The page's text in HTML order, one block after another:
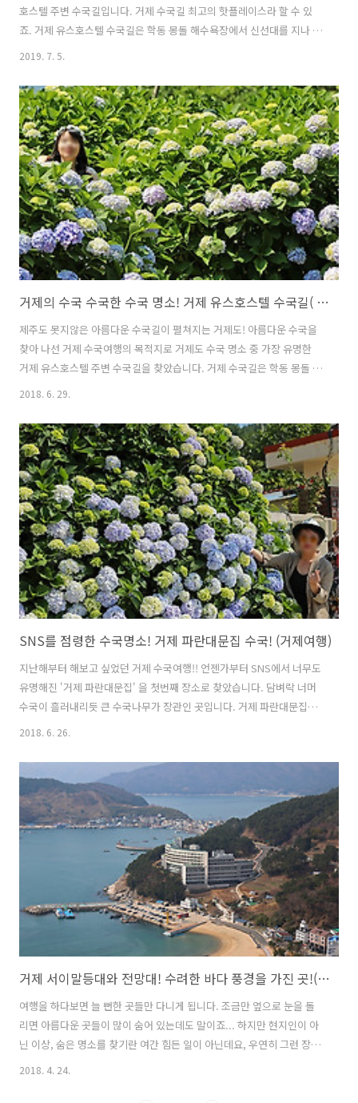
호스텔 주변 수국길입니다. 거제 수국길 최고의 핫플레이스라 할 수 있
죠. 거제 유스호스텔 수국길은 학동 몽돌 해수욕장에서 신선대를 지나 국
도 14호선 남부 해안도로를 따라가면 있습니다.. 유스호스텔을 중심으로
은 갓길이 없어 주차하기 위험하기 때문에 가급적 유스 호스텔 주차장을
이용하는 것이 좋습니다. ▼ 거제유스호스텔 입구!! 썬트리팜 빌리지? 지
난해엔 못 본것 같은데...▼ 붉은 수국과 야자수! 예쁘네요^&^ 탐스럽게
피어난 수국들이 유스호스텔 입구에서 부터 방문객들의 발길을 잡습니
다. 그래서인지 많은 분들께서 수국을 즐기고 있는 모습을 쉽게 볼수 있
습니다..^^..
2019. 7. 5.
거제의 수국 수국한 수국 명소! 거제 유스호스텔 수국길( 거제여행 )
제주도 못지않은 아름다운 수국길이 펼쳐지는 거제도! 아름다운 수국을
찾아 나선 거제 수국여행의 목적지로 거제도 수국 명소 중 가장 유명한
거제 유스호스텔 주변 수국길을 찾았습니다. 거제 수국길은 학동 몽돌 해
수욕장을 기점으로 거제도 국도 14호선 남부 해안도로를 따라 펼쳐집니
고, 오른쪽 신선대 방향으로는 거제 유스호스텔 수국길이 나타납니다. 학
동 몽돌해수욕장에서 국도 14호선을 따라 가다보면 아름다운 수국들을
만날수 있습니다. 중간에 있는 신선대 전망대 방향의 진입해도 아름다운
수국길이 펼쳐지고, 곧바로 직진하여 5분(?) 정도 가면 거제 유스호스텔
이 나타납니다. 도로 주변에는 사람키만한 수국들이 활짝피어 찾는 이의
마음을 설레게 합니다..
2018. 6. 29.
SNS를 점령한 수국명소! 거제 파란대문집 수국! (거제여행)
지난해부터 해보고 싶었던 거제 수국여행!! 언젠가부터 SNS에서 너무도
유명해진 '거제 파란대문집' 을 첫번째 장소로 찾았습니다. 담벼락 너머
수국이 흘러내리듯 큰 수국나무가 장관인 곳입니다. 거제 파란대문집은
납니다. 엉겹결에 파란대문집을 발견하고는 얼른 갓길에 주차를 했습니
다. 마땅한 주차장이 없어 갓길 적당한 곳에 주차를 할 수 밖에 없습니다.
수국 앞에서 많이 기다려야 한다는 이야기를 들었지만, 조금 일찍 움직인
탓에 다행이 사람들은 많지 않았습니다. 파란대문집을 본 순간... '와.. 크
다!!'라는 외마디 소리를 지를뻔 했습니다. 사람 키 보다 훨썬 더 큰 ..
2018. 6. 26.
거제 서이말등대와 전망대! 수려한 바다 풍경을 가진 곳!(거제여행)
여행을 하다보면 늘 뻔한 곳들만 다니게 됩니다. 조금만 옆으로 눈을 돌
리면 아름다운 곳들이 많이 숨어 있는데도 말이죠... 하지만 현지인이 아
닌 이상, 숨은 명소를 찾기란 여간 힘든 일이 아닌데요, 우연히 그런 장소
를 알게되었을 때의 기쁨은 매우 클 수 밖에 없습니다. ㅎㅎ 거제를 여행
2018. 4. 24.